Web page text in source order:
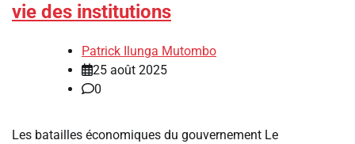
vie des institutions
Patrick Ilunga Mutombo
25 août 2025
0
Les batailles économiques du gouvernement Le